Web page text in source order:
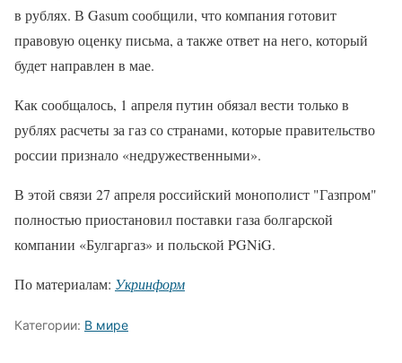
в рублях. В Gasum сообщили, что компания готовит
правовую оценку письма, а также ответ на него, который
будет направлен в мае.
Как сообщалось, 1 апреля путин обязал вести только в
рублях расчеты за газ со странами, которые правительство
россии признало «недружественными».
В этой связи 27 апреля российский монополист "Газпром"
полностью приостановил поставки газа болгарской
компании «Булгаргаз» и польской PGNiG.
По материалам: Укринформ
Категории: В мире